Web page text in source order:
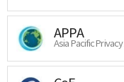
APPA
Asia Pacific